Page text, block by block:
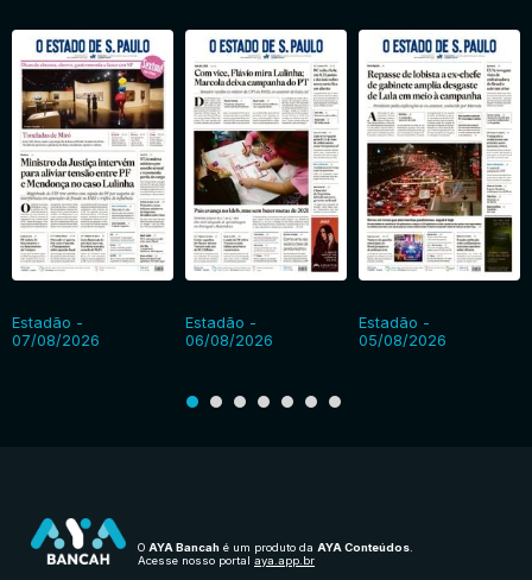
Estadão -
07/08/2026
Estadão -
06/08/2026
Estadão -
05/08/2026
O AYA Bancah é um produto da AYA Conteúdos.
Acesse nosso portal aya.app.br